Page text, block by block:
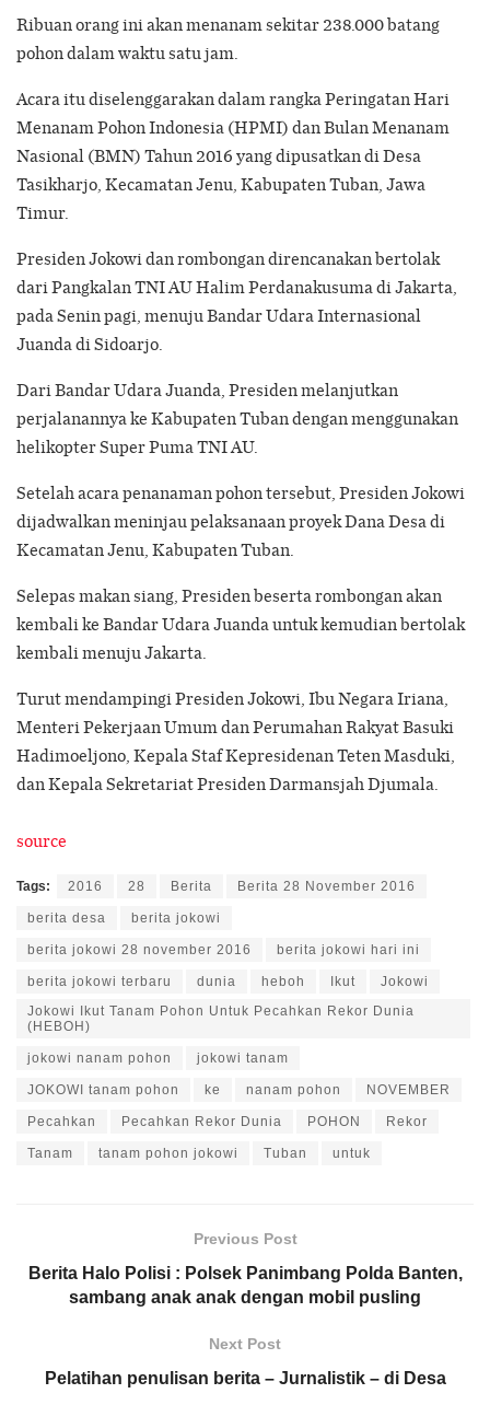
Ribuan orang ini akan menanam sekitar 238.000 batang
pohon dalam waktu satu jam.
Acara itu diselenggarakan dalam rangka Peringatan Hari
Menanam Pohon Indonesia (HPMI) dan Bulan Menanam
Nasional (BMN) Tahun 2016 yang dipusatkan di Desa
Tasikharjo, Kecamatan Jenu, Kabupaten Tuban, Jawa
Timur.
Presiden Jokowi dan rombongan direncanakan bertolak
dari Pangkalan TNI AU Halim Perdanakusuma di Jakarta,
pada Senin pagi, menuju Bandar Udara Internasional
Juanda di Sidoarjo.
Dari Bandar Udara Juanda, Presiden melanjutkan
perjalanannya ke Kabupaten Tuban dengan menggunakan
helikopter Super Puma TNI AU.
Setelah acara penanaman pohon tersebut, Presiden Jokowi
dijadwalkan meninjau pelaksanaan proyek Dana Desa di
Kecamatan Jenu, Kabupaten Tuban.
Selepas makan siang, Presiden beserta rombongan akan
kembali ke Bandar Udara Juanda untuk kemudian bertolak
kembali menuju Jakarta.
Turut mendampingi Presiden Jokowi, Ibu Negara Iriana,
Menteri Pekerjaan Umum dan Perumahan Rakyat Basuki
Hadimoeljono, Kepala Staf Kepresidenan Teten Masduki,
dan Kepala Sekretariat Presiden Darmansjah Djumala.
source
Tags: 2016 28 Berita Berita 28 November 2016
berita desa berita jokowi
berita jokowi 28 november 2016 berita jokowi hari ini
berita jokowi terbaru dunia heboh Ikut
Jokowi
Jokowi Ikut Tanam Pohon Untuk Pecahkan Rekor Dunia
(HEBOH)
jokowi nanam pohon jokowi tanam
JOKOWI tanam pohon ke nanam pohon NOVEMBER
Pecahkan Pecahkan Rekor Dunia POHON Rekor
Tanam tanam pohon jokowi Tuban untuk
Previous Post
Berita Halo Polisi : Polsek Panimbang Polda Banten,
sambang anak anak dengan mobil pusling
Next Post
Pelatihan penulisan berita – Jurnalistik – di Desa